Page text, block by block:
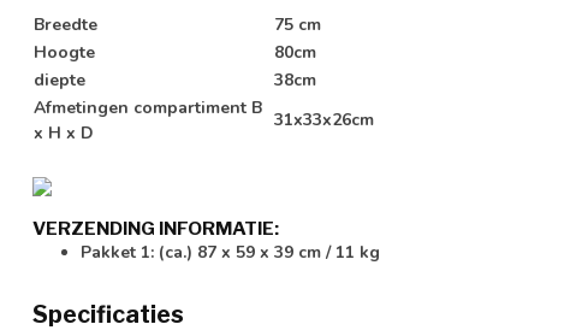
Breedte
75 cm
Hoogte
80cm
diepte
38cm
Afmetingen compartiment B
x H x D
31x33x26cm
VERZENDING INFORMATIE:
Pakket 1: (ca.) 87 x 59 x 39 cm / 11 kg
Specificaties